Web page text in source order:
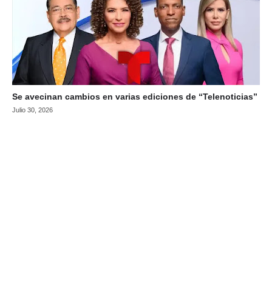
Se avecinan cambios en varias ediciones de “Telenoticias”
Julio 30, 2026